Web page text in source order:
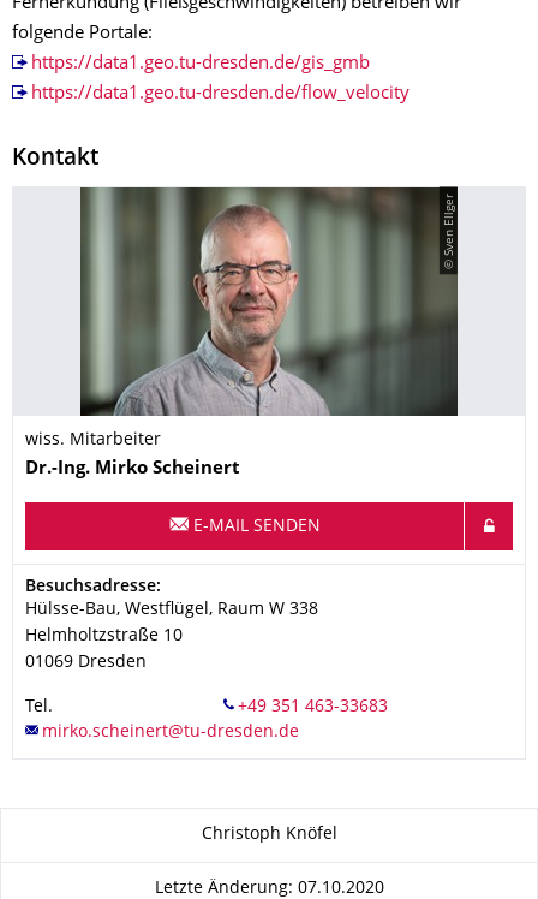
Fernerkundung (Fließgeschwindigkeiten) betreiben wir
folgende Portale:
https://data1.geo.tu-dresden.de/gis_gmb
https://data1.geo.tu-dresden.de/flow_velocity
Kontakt
© Sven Ellger
wiss. Mitarbeiter
Name
Dr.-Ing. Mirko Scheinert
E-MAIL SENDEN
Adresse
Besuchsadresse:
Hülsse-Bau, Westflügel, Raum W 338
Helmholtzstraße 10
01069 Dresden
Tel.
Christoph Knöfel
Letzte Änderung: 07.10.2020